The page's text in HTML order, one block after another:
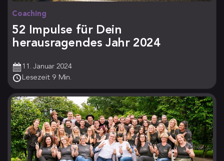
Coaching
52 Impulse für Dein
herausragendes Jahr 2024
11. Januar 2024
Lesezeit: 9 Min.